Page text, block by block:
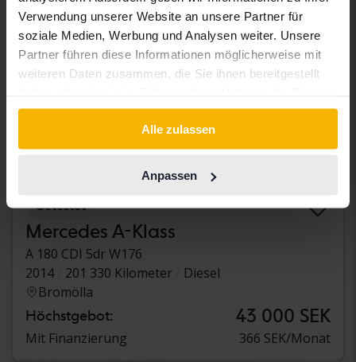
Verwendung unserer Website an unsere Partner für
soziale Medien, Werbung und Analysen weiter. Unsere
Partner führen diese Informationen möglicherweise mit
weiteren Daten zusammen, die Sie ihnen bereitgestellt
gesammelt haben.
Alle zulassen
Anpassen
Getestet
Mercedes A-Klass
A 180 CDI 5dr W176
2014
201 330 Kilometer
Diesel
Bromölla
Höchstgebot: 43 000 SEK
Mit Finanzierung 366 SEK/Monat